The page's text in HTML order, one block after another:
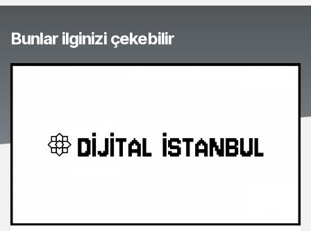
Bunlar ilginizi çekebilir